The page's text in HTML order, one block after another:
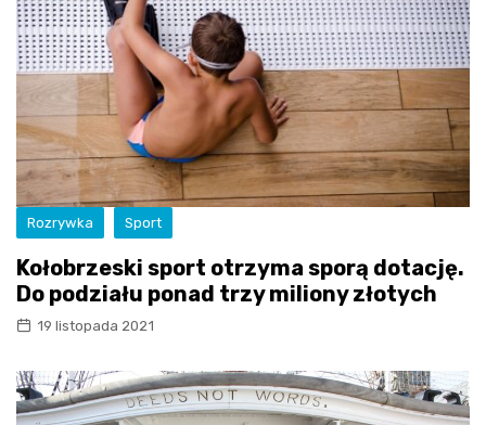
Rozrywka Sport
Kołobrzeski sport otrzyma sporą dotację.
Do podziału ponad trzy miliony złotych
19 listopada 2021